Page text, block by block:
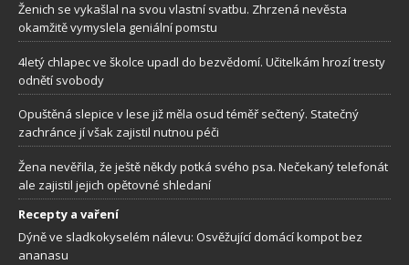
Ženich se vykašlal na svou vlastní svatbu. Zhrzená nevěsta
okamžitě vymyslela geniální pomstu
4letý chlapec ve školce upadl do bezvědomí. Učitelkám hrozí tresty
odnětí svobody
Opuštěná slepice v lese již měla osud téměř sečtený. Statečný
zachránce jí však zajistil nutnou péči
Žena nevěřila, že ještě někdy potká svého psa. Nečekaný telefonát
ale zajistil jejich opětovné shledaní
Recepty a vaření
Dýně ve sladkokyselém nálevu: Osvěžující domácí kompot bez
ananasu